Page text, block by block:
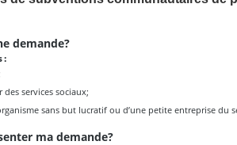
demande?
:
services sociaux;
sans but lucratif ou d’une petite entreprise du
ma demande?